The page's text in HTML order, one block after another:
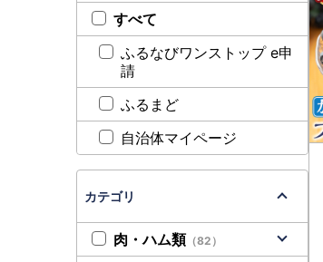
すべて
ふるなびワンストップ e申
請
ふるまど
自治体マイページ
カテゴリ
肉・ハム類 （82）